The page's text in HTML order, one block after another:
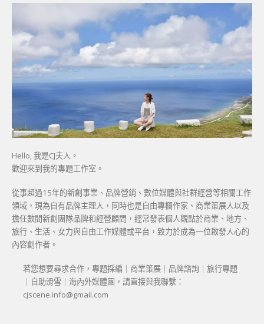
Hello, 我是CJ夫人。
歡迎來到我的專題工作室。
從事超過15年的新創事業、品牌營銷、數位媒體與社群經營等相關工作
領域，現為自有品牌主理人，同時也是自由專欄作家、商業策展人以及
擔任數間新創團隊品牌和經營顧問，經常發表個人觀點於商業、地方、
旅行、生活、女力與自由工作媒體或平台，致力於成為一位啟發人心的
內容創作者。
若您想要尋求合作，專題採編｜商業策展｜品牌諮詢｜旅行專題
｜自助滑雪｜海內外媒體團，請直接與我聯繫：
cjscene.info@gmail.com